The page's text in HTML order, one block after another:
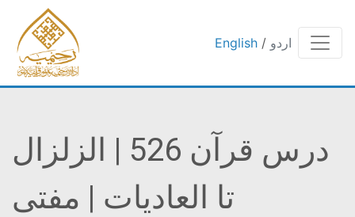
English / اردو
درس قرآن 526 | الزلزال
تا العادیات | مفتی